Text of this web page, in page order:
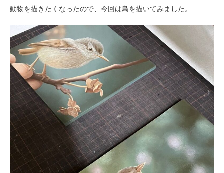
動物を描きたくなったので、今回は鳥を描いてみました。